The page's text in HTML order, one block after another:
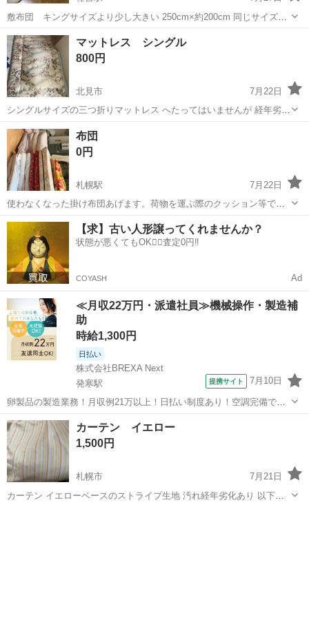
敷布団 キングサイズより少し大きい 250cm×約200cm 同じサイズで
掛け布団と毛布があり3点セットです 敷布団シミ汚れが所々あります
北海道 網走市 桂台駅
マットレス シングル
800円
北見市
7月22日
シングルサイズの三つ折りマットレス へたってはいませんが 経年劣化
あります 非喫煙者 カバー見つかればおつけします ノークレームノー
リターン
北海道 北見市 寝具
布団
0円
札幌駅
7月22日
使わなくなった掛け布団あげます。荷物を運ぶ際のクッション等でお
使い下さい。無料です。取りに来て頂きたいです。 布団は掛け布団の
み、カバーはかかってます。 カバーにシミがある物もあります。敷地
布団はありません。 あと10枚くら...
北海道 札幌市 札幌駅 寝具
【求】古い人形譲ってくれませんか？
状態が悪くてもOK🙆‍♀️査定0円‼️
COYASH Ad
≪月収22万円・派遣社員≫機械操作・製造補
助
時給1,300円
日払い
株式会社BREXA Next
発寒駅
提携サイト 7月10日
卵製品の製造業務！月収例21万以上！日払い制度あり！空調完備で快
適作業★20代～50代までの男女活躍中！作業着無償貸与★マイカー通
勤OK＆無料駐車場完備！《北海道札幌市》 人気の工場のお仕事 ◇卵
製品の製造業務◇ 作業内...
北海道 札幌市 発寒駅 その他
カーテン イエロー
1,500円
札幌市
7月21日
カーテン イエローベースのストライプ生地 汚れ経年劣化あり 以下概